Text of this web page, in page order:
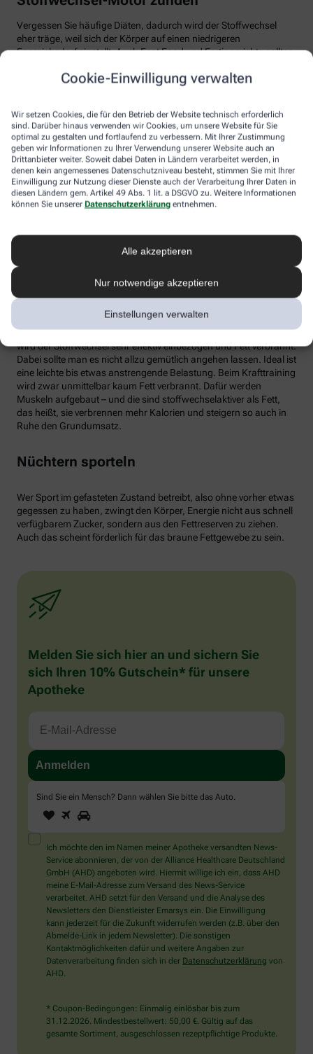
Cookie-Einwilligung verwalten
Wir setzen Cookies, die für den Betrieb der Website technisch erforderlich
sind. Darüber hinaus verwenden wir Cookies, um unsere Website für Sie
optimal zu gestalten und fortlaufend zu verbessern. Mit Ihrer Zustimmung
geben wir Informationen zu Ihrer Verwendung unserer Website auch an
Drittanbieter weiter. Soweit dabei Daten in Ländern verarbeitet werden, in
denen kein angemessenes Datenschutzniveau besteht, stimmen Sie mit Ihrer
Einwilligung zur Nutzung dieser Dienste auch der Verarbeitung Ihrer Daten in
diesen Ländern gem. Artikel 49 Abs. 1 lit. a DSGVO zu. Weitere Informationen
können Sie unserer Datenschutzerklärung entnehmen.
Alle akzeptieren
Nur notwendige akzeptieren
Einstellungen verwalten
Vergessen Sie häufige Diäten, dadurch wird der Stoffwechsel
eher träge, weil sich der Körper auf einen niedrigeren
Energiebedarf einstellt. Auch Fast Food und Fertiggerichte sollten
Körper bei der Verarbeitung von hochverarbeiteten Lebensmitteln
Tim Hollstein rät zu einer proteinreichen Ernährung (Vorsicht bei
Vorerkrankungen wie Nierenleiden!). Denn Proteine sind nicht nur
gut für den Muskelaufbau, der Körper benötigt auch viel Energie,
um Eiweiß abzubauen. Das regt den Stoffwechsel an. Proteine
stecken vor allem in magerem Fleisch, Fisch und Milchprodukten
wie Quark und Skyr. Auch sogenannte thermogene Lebensmittel
wie Chilis oder Ingwer können das braune Fettgewebe aktivieren
und den Energieverbrauch erhöhen.
In Bewegung kommen
Der richtige Mix macht’s
von weißen Fettzellen in braunes Fett begünstigen und dessen
Aktivität erhöhen. Ab circa 30 Minuten Joggen oder Radfahren
wird der Stoffwechsel sehr effektiv einbezogen und Fett verbrannt.
Dabei sollte man es nicht allzu gemütlich angehen lassen. Ideal ist
eine leichte bis etwas anstrengende Belastung. Beim Krafttraining
wird zwar unmittelbar kaum Fett verbrannt. Dafür werden
Muskeln aufgebaut – und die sind stoffwechselaktiver als Fett,
das heißt, sie verbrennen mehr Kalorien und steigern so auch in
Ruhe den Grundumsatz.
Nüchtern sporteln
Wer Sport im gefasteten Zustand betreibt, also ohne vorher etwas
gegessen zu haben, zwingt den Körper, Energie nicht aus schnell
verfügbarem Zucker, sondern aus den Fettreserven zu ziehen.
Auch das scheint förderlich für das braune Fettgewebe zu sein.
Melden Sie sich hier an und sichern Sie
sich Ihren 10% Gutschein* für unsere
Apotheke
Sind Sie ein Mensch? Dann wählen Sie bitte das Auto
Sind
Sie
ein
Mensch?
Dann
wählen
Sie
bitte
das
Auto.
1 2
Ich möchte den im Namen meiner Apotheke versandten News-
Service abonnieren, der von der Alliance Healthcare Deutschland
GmbH (AHD) angeboten wird. Hiermit willige ich ein, dass AHD
meine E-Mail-Adresse zum Versand des News-Service
verarbeitet. AHD setzt für den Versand und die Analyse des
Newsletters den Dienstleister Emarsys ein. Die Einwilligung
kann jederzeit für die Zukunft widerrufen werden (z.B. über den
Abmelde-Link in jedem Newsletter). Die sonstigen
Kontaktmöglichkeiten dafür und weitere Angaben zur
Datenverarbeitung finden sich in der Datenschutzerklärung von
AHD.
* Coupon-Bedingungen: Einmalig einlösbar bis zum
31.12.2026. Mindestbestellwert: 50,00 €. Gültig auf das
gesamte Sortiment, ausgeschlossen rezeptpflichtige Produkte.